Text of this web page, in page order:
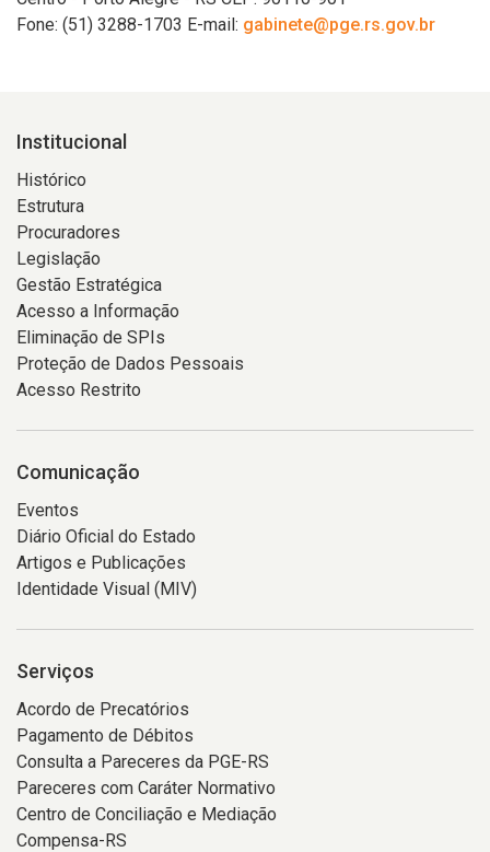
Fone: (51) 3288-1703 E-mail: gabinete@pge.rs.gov.br
Institucional
Histórico
Estrutura
Procuradores
Legislação
Gestão Estratégica
Acesso a Informação
Eliminação de SPIs
Proteção de Dados Pessoais
Acesso Restrito
Comunicação
Eventos
Diário Oficial do Estado
Artigos e Publicações
Identidade Visual (MIV)
Serviços
Acordo de Precatórios
Pagamento de Débitos
Consulta a Pareceres da PGE-RS
Pareceres com Caráter Normativo
Centro de Conciliação e Mediação
Compensa-RS